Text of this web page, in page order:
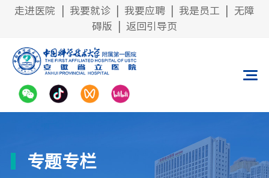
走进医院 我要就诊 我要应聘 我是员工
无障
碍版
返回引导页
专题专栏